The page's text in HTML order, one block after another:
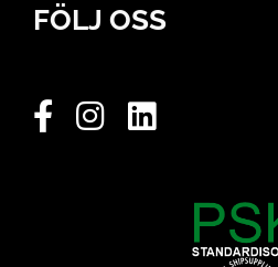
FÖLJ OSS